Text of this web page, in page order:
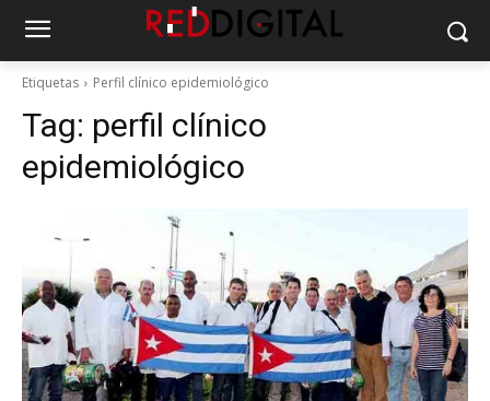
Etiquetas Perfil clínico epidemiológico
Tag: perfil clínico
epidemiológico